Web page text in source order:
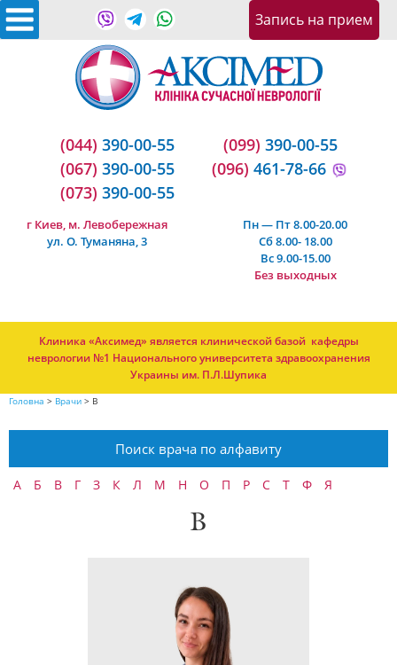
Запись на приeм
(044) 390-00-55
(067) 390-00-55
(073) 390-00-55
(099) 390-00-55
(096) 461-78-66
г Киев, м. Левобережная
ул. О. Туманяна, 3
Пн — Пт 8.00-20.00
Сб 8.00- 18.00
Вс 9.00-15.00
Без выходных
Клиника «Аксимед» является клинической базой кафедры
неврологии №1 Национального университета здравоохранения
Украины им. П.Л.Шупика
Головна > Врачи > В
Поиск врача по алфавиту
А Б В Г З К Л М Н О П Р С Т Ф Я
В